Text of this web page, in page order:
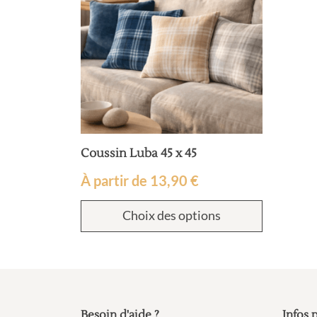
Coussin Luba 45 x 45
À partir de 13,90 €
Choix des options